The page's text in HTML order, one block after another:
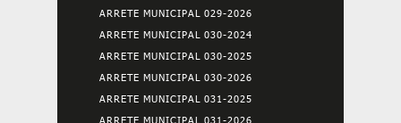
ARRETE MUNICIPAL 029-2026
ARRETE MUNICIPAL 030-2024
ARRETE MUNICIPAL 030-2025
ARRETE MUNICIPAL 030-2026
ARRETE MUNICIPAL 031-2025
ARRETE MUNICIPAL 031-2026